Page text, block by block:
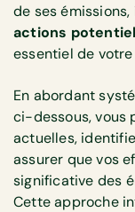
de ses émissions,
actions
essentiel de
En abordant
ci-dessous, vous
actuelles,
assurer que vos
significative des
Cette approche